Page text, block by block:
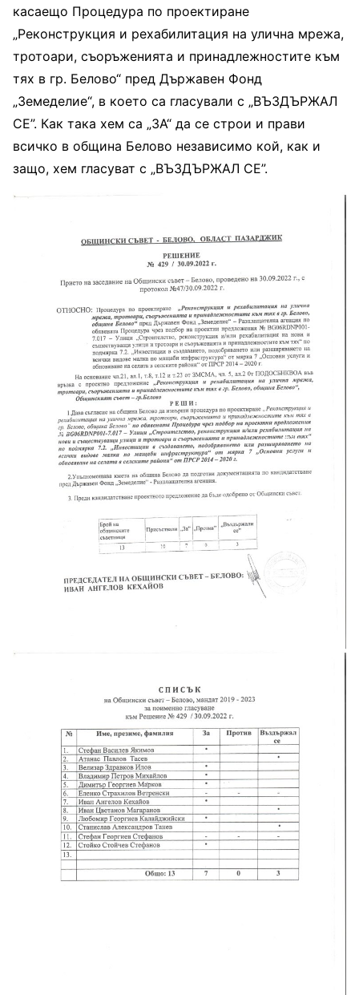
касаещо Процедура по проектиране
„Реконструкция и рехабилитация на улична мрежа,
тротоари, съоръженията и принадлежностите към
тях в гр. Белово“ пред Държавен Фонд
„Земеделие“, в което са гласували с „ВЪЗДЪРЖАЛ
СЕ”. Как така хем са „ЗА“ да се строи и прави
всичко в община Белово независимо кой, как и
защо, хем гласуват с „ВЪЗДЪРЖАЛ СЕ”.